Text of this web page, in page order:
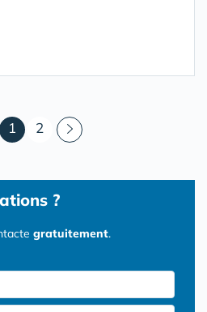
1 (courant)
2
?
gratuitement.